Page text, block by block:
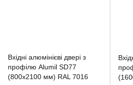
Вхідні алюмінієві двері з
профілю Alumil SD77
(800x2100 мм) RAL 7016